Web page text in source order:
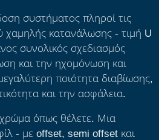
συστήματος πληροί τις
χαμηλής κατανάλωσης - τιμή U
συνολικός σχεδιασμός
και την ηχομόνωση και
ποιότητα διαβίωσης,
και την ασφάλεια.
όπως θέλετε. Μια
- με offset, semi offset και